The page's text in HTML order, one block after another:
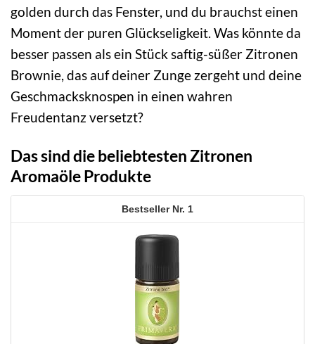
golden durch das Fenster, und du brauchst einen
Moment der puren Glückseligkeit. Was könnte da
besser passen als ein Stück saftig-süßer Zitronen
Brownie, das auf deiner Zunge zergeht und deine
Geschmacksknospen in einen wahren
Freudentanz versetzt?
Das sind die beliebtesten Zitronen
Aromaöle Produkte
1